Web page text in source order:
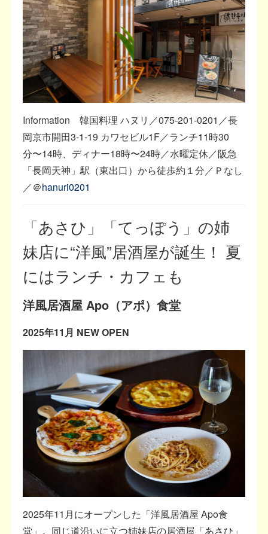
Information 韓国料理 ハヌリ／075-201-0201／長
岡京市開田3-1-19 カワセビル1F／ランチ11時30
分〜14時、ディナー18時〜24時／水曜定休／阪急
「長岡天神」駅（東出口）から徒歩約１分／Ｐなし
／＠hanuri0201
「あさひ」「てっぽう」の姉
妹店に“洋風”居酒屋が誕生！ 夏
にはランチ・カフェも
洋風居酒屋 Apo（アポ）食堂
2025年11月 NEW OPEN
2025年11月にオープンした「洋風居酒屋 Apo食
堂」。同じ道沿いに立つ姉妹店の居酒屋「あさひ」